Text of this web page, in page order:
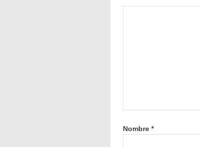
Nombre *